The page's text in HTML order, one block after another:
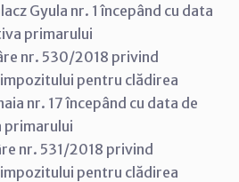
Gyula nr. 1 începând cu data
primarului
nr. 530/2018 privind
pentru clădirea
nr. 17 începând cu data de
primarului
nr. 531/2018 privind
pentru clădirea